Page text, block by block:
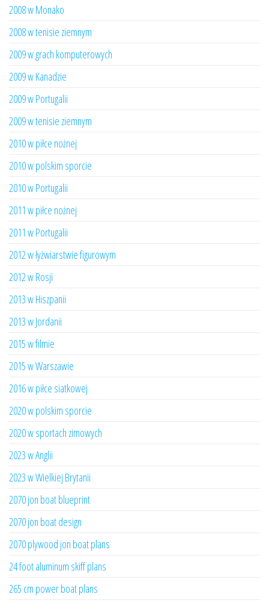
2008 w Monako
2008 w tenisie ziemnym
2009 w grach komputerowych
2009 w Kanadzie
2009 w Portugalii
2009 w tenisie ziemnym
2010 w piłce nożnej
2010 w polskim sporcie
2010 w Portugalii
2011 w piłce nożnej
2011 w Portugalii
2012 w łyżwiarstwie figurowym
2012 w Rosji
2013 w Hiszpanii
2013 w Jordanii
2015 w filmie
2015 w Warszawie
2016 w piłce siatkowej
2020 w polskim sporcie
2020 w sportach zimowych
2023 w Anglii
2023 w Wielkiej Brytanii
2070 jon boat blueprint
2070 jon boat design
2070 plywood jon boat plans
24 foot aluminum skiff plans
265 cm power boat plans